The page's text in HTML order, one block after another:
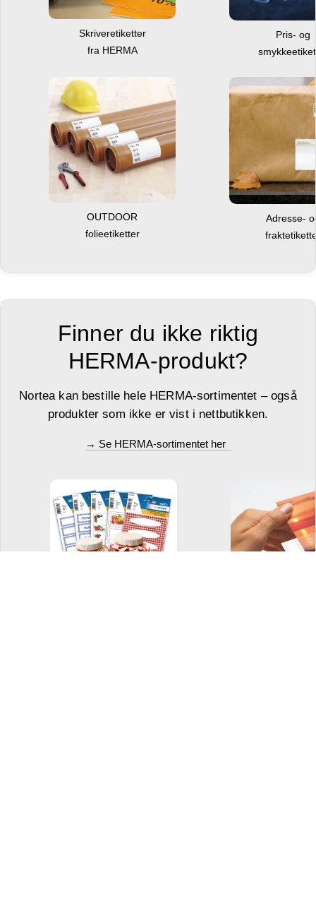
Skriveretiketter
fra HERMA
Pris- og
OUTDOOR
folieetiketter
Adresse-
Finner du ikke riktig
HERMA-produkt?
Nortea kan bestille hele HERMA-sortimentet – også
produkter som ikke er vist i nettbutikken.
→ Se HERMA-sortimentet her